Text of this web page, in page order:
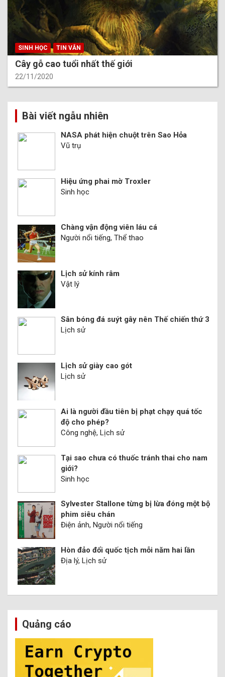
SINH HỌC TIN VẮN
Cây gỗ cao tuổi nhất thế giới
22/11/2020
Bài viết ngẫu nhiên
NASA phát hiện chuột trên Sao Hỏa
Vũ trụ
Hiệu ứng phai mờ Troxler
Sinh học
Chàng vận động viên láu cá
Người nổi tiếng, Thể thao
Lịch sử kính râm
Vật lý
Sân bóng đá suýt gây nên Thế chiến thứ 3
Lịch sử
Lịch sử giày cao gót
Lịch sử
Ai là người đầu tiên bị phạt chạy quá tốc
độ cho phép?
Công nghệ, Lịch sử
Tại sao chưa có thuốc tránh thai cho nam
giới?
Sinh học
Sylvester Stallone từng bị lừa đóng một bộ
phim siêu chán
Điện ảnh, Người nổi tiếng
Hòn đảo đổi quốc tịch mỗi năm hai lần
Địa lý, Lịch sử
Quảng cáo